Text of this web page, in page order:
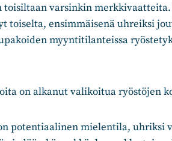
varsinkin merkkivaatteita.
toiselta, ensimmäisenä uhreiksi
myyntitilanteissa
on alkanut valikoitua ryöstöjen
potentiaalinen mielentila, uhriksi